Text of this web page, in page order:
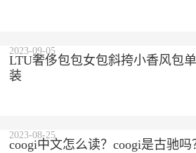
LTU奢侈包包女包斜挎小香风包
装
2023-09-05
coogi中文怎么读？coogi是古驰吗
2023-08-25